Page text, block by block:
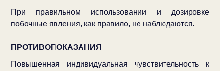
При правильном использовании и дозировке
побочные явления, как правило, не наблюдаются.
ПРОТИВОПОКАЗАНИЯ
Повышенная индивидуальная чувствительность к